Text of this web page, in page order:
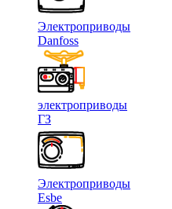
Электроприводы
Danfoss
электроприводы
ГЗ
Электроприводы
Esbe